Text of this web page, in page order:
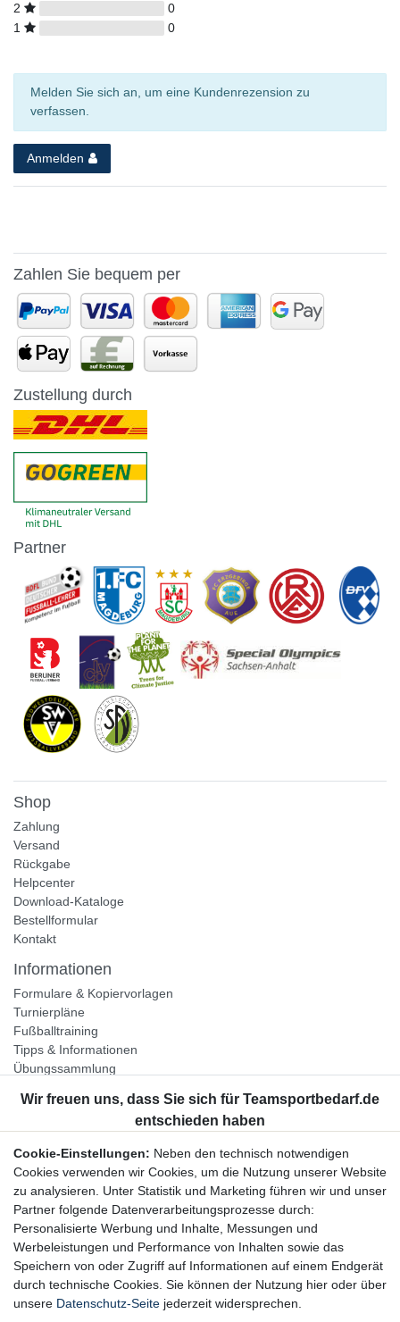
2
0
1
0
Melden Sie sich an, um eine Kundenrezension zu
verfassen.
Anmelden
Zahlen Sie bequem per
Zustellung durch
Partner
Shop
Zahlung
Versand
Rückgabe
Helpcenter
Download-Kataloge
Bestellformular
Kontakt
Informationen
Formulare & Kopiervorlagen
Turnierpläne
Fußballtraining
Tipps & Informationen
Übungssammlung
Unternehmen
Widerrufsrecht
Bestellung widerrufen
Datenschutzerklärung
AGB
Impressum
Newsletter
Cookie-Einstellungen: Neben den technisch notwendigen
Cookies verwenden wir Cookies, um die Nutzung unserer Website
zu analysieren. Unter Statistik und Marketing führen wir und unser
Partner folgende Datenverarbeitungsprozesse durch:
Personalisierte Werbung und Inhalte, Messungen und
Werbeleistungen und Performance von Inhalten sowie das
Speichern von oder Zugriff auf Informationen auf einem Endgerät
durch technische Cookies. Sie können der Nutzung hier oder über
unsere Datenschutz-Seite jederzeit widersprechen.